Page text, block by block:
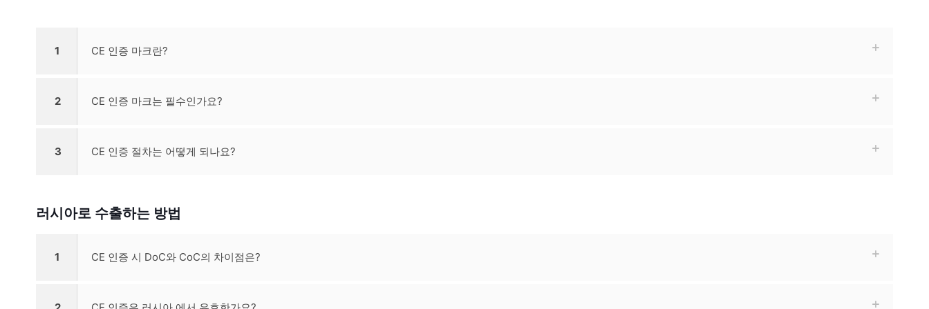
1 CE 인증 마크란?
2 CE 인증 마크는 필수인가요?
3 CE 인증 절차는 어떻게 되나요?
러시아로 수출하는 방법
1 CE 인증 시 DoC와 CoC의 차이점은?